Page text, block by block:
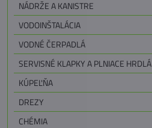
NÁDRŽE A KANISTRE
VODOINŠTALÁCIA
VODNÉ ČERPADLÁ
SERVISNÉ KLAPKY A PLNIACE HRDLÁ
KÚPEĽŇA
DREZY
CHÉMIA